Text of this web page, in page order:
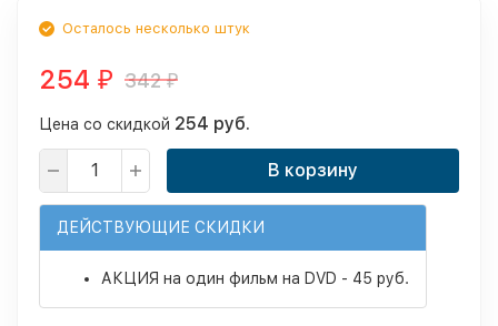
Осталось несколько штук
254 ₽ 342₽
Цена со скидкой 254 руб.
В корзину
ДЕЙСТВУЮЩИЕ СКИДКИ
АКЦИЯ на один фильм на DVD - 45 руб.